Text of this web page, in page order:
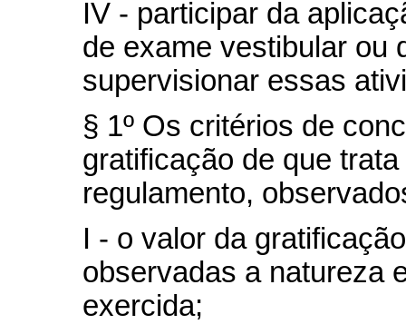
IV - participar da
de exame vestibular ou
supervisionar essas
§ 1º Os critérios de
gratificação de que
regulamento,
I - o valor da
observadas a natureza
exercida;